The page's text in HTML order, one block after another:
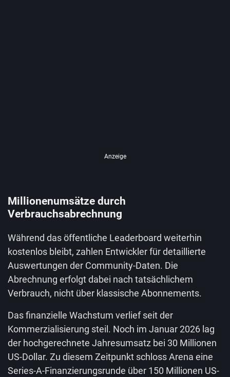
Anzeige
Millionenumsätze durch
Verbrauchsabrechnung
Während das öffentliche Leaderboard weiterhin
kostenlos bleibt, zahlen Entwickler für detaillierte
Auswertungen der Community-Daten. Die
Abrechnung erfolgt dabei nach tatsächlichem
Verbrauch, nicht über klassische Abonnements.
Das finanzielle Wachstum verlief seit der
Kommerzialisierung steil. Noch im Januar 2026 lag
der hochgerechnete Jahresumsatz bei 30 Millionen
US-Dollar. Zu diesem Zeitpunkt schloss Arena eine
Series-A-Finanzierungsrunde über 150 Millionen US-